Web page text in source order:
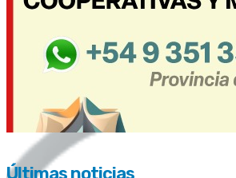
Últimas noticias